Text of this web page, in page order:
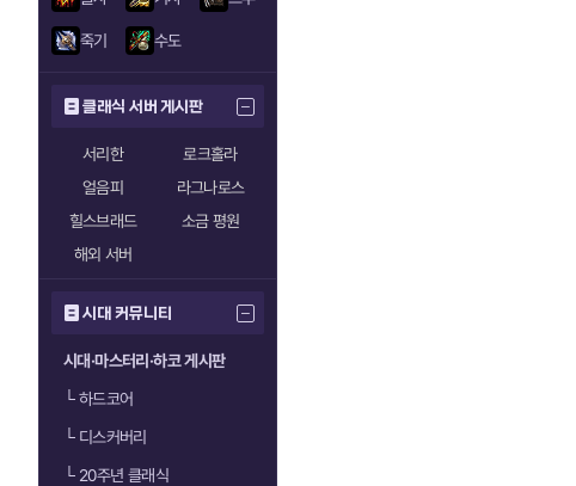
죽기 수도
클래식 서버 게시판
서리한
로크홀라
얼음피
라그나로스
힐스브래드
소금 평원
해외 서버
시대 커뮤니티
시대·마스터리·하코 게시판
└하드코어
└디스커버리
└20주년 클래식